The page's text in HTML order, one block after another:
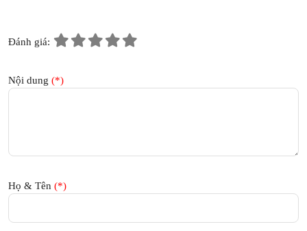
Đánh giá:
Nội dung (*)
Họ & Tên (*)